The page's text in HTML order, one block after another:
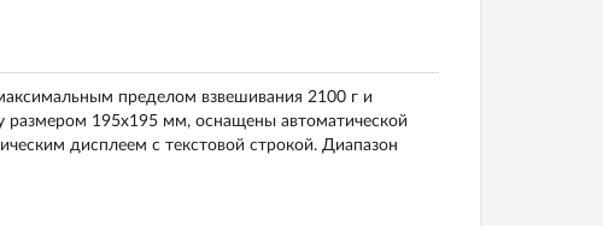
пределом взвешивания 2100 г и
195x195 мм, оснащены автоматической
дисплеем с текстовой строкой. Диапазон